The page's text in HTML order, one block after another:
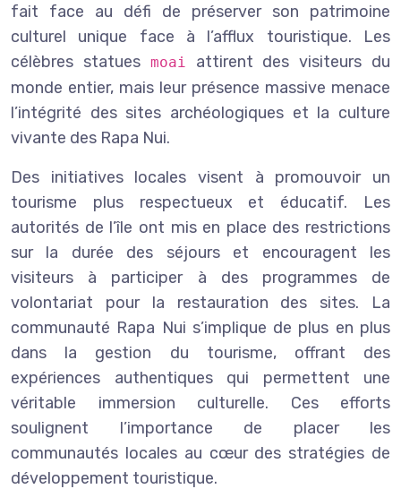
fait face au défi de préserver son patrimoine
culturel unique face à l’afflux touristique. Les
célèbres statues moai
attirent des visiteurs du
monde entier, mais leur présence massive menace
l’intégrité des sites archéologiques et la culture
vivante des Rapa Nui.
Des initiatives locales visent à promouvoir un
tourisme plus respectueux et éducatif. Les
autorités de l’île ont mis en place des restrictions
sur la durée des séjours et encouragent les
visiteurs à participer à des programmes de
volontariat pour la restauration des sites. La
communauté Rapa Nui s’implique de plus en plus
dans la gestion du tourisme, offrant des
expériences authentiques qui permettent une
véritable immersion culturelle. Ces efforts
soulignent l’importance de placer les
communautés locales au cœur des stratégies de
développement touristique.